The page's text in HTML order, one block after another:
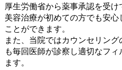
厚生労働省から薬事承認を受け
美容治療が初めての方でも安心
ことができます。
また、当院ではカウンセリン
も毎回医師が診察し適切なフ
ます。